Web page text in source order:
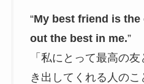
“My best friend is
out the best in me.”
「私にとって最高の
き出してくれる人のこ